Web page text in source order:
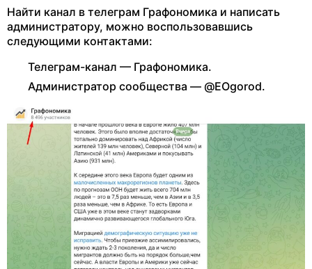
Найти канал в телеграм Графономика и написать
администратору, можно воспользовавшись
следующими контактами:
Телеграм-канал — Графономика.
Администратор сообщества — @EOgorod.